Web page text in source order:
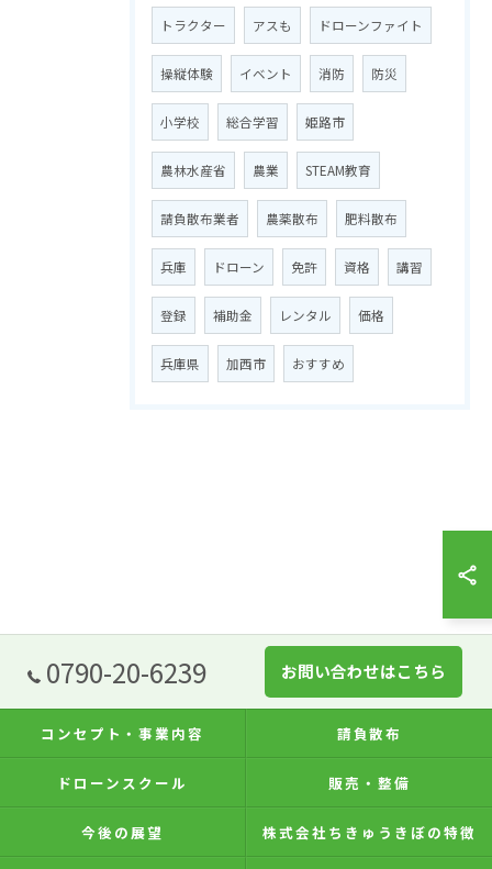
トラクター アスも ドローンファイト
操縦体験 イベント 消防 防災
小学校 総合学習 姫路市
農林水産省 農業 STEAM教育
請負散布業者 農薬散布 肥料散布
兵庫 ドローン 免許 資格 講習
登録 補助金 レンタル 価格
兵庫県 加西市 おすすめ
0790-20-6239 お問い合わせはこちら
コンセプト・事業内容 請負散布
ドローンスクール 販売・整備
今後の展望 株式会社ちきゅうきぼの特徴